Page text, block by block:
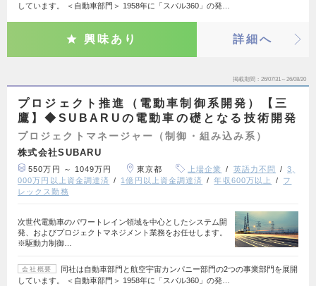
しています。 ＜自動車部門＞ 1958年に「スバル360」の発…
興味あり 詳細へ
掲載期間 26/07/31～26/08/20
プロジェクト推進（電動車制御系開発）【三
鷹】◆SUBARUの電動車の礎となる技術開発
プロジェクトマネージャー（制御・組み込み系）
株式会社SUBARU
550万円 ～ 1049万円 東京都 上場企業 英語力不問
3,
000万円以上資金調達済
1億円以上資金調達済 年収600万以上
フ
レックス勤務
次世代電動車のパワートレイン領域を中心としたシステム開
発、およびプロジェクトマネジメント業務をお任せします。
※駆動力制御…
会社概要
同社は自動車部門と航空宇宙カンパニー部門の2つの事業部門を展開
しています。 ＜自動車部門＞ 1958年に「スバル360」の発…